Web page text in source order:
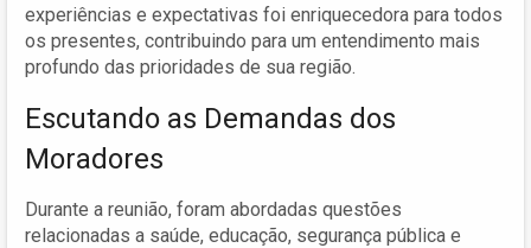
experiências e expectativas foi enriquecedora para todos
os presentes, contribuindo para um entendimento mais
profundo das prioridades de sua região.
Escutando as Demandas dos
Moradores
Durante a reunião, foram abordadas questões
relacionadas a saúde, educação, segurança pública e